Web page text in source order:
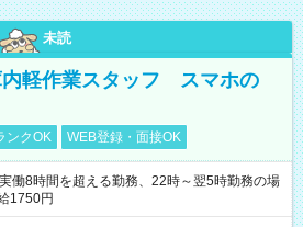
未読
内軽作業スタッフ スマホの
ンクOK WEB登録・面接OK
8時間を超える勤務、22時～翌5時勤務の場
1750円